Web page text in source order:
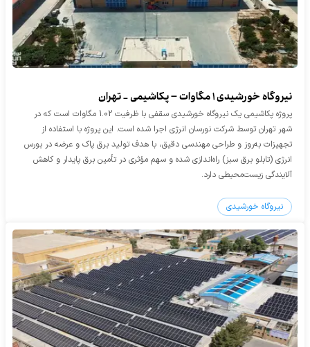
نیروگاه خورشیدی 1 مگاوات – پکاشیمی - تهران
پروژه پکاشیمی یک نیروگاه خورشیدی سقفی با ظرفیت 1.02 مگاوات است که در
شهر تهران توسط شرکت نورسان انرژی اجرا شده است. این پروژه با استفاده از
تجهیزات به‌روز و طراحی مهندسی دقیق، با هدف تولید برق پاک و عرضه در بورس
انرژی (تابلو برق سبز) راه‌اندازی شده و سهم مؤثری در تأمین برق پایدار و کاهش
آلایندگی زیست‌محیطی دارد.
نیروگاه خورشیدی